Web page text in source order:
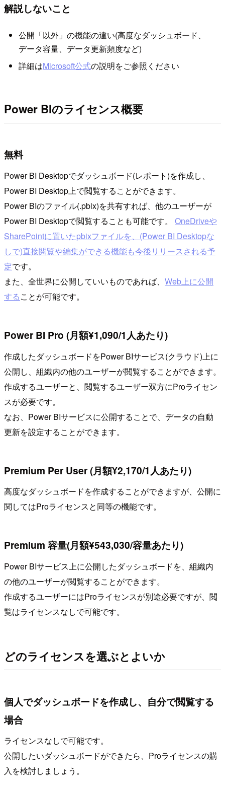
解説しないこと
公開「以外」の機能の違い(高度なダッシュボード、
データ容量、データ更新頻度など)
詳細はMicrosoft公式の説明をご参照ください
Power BIのライセンス概要
無料
Power BI Desktopでダッシュボード(レポート)を作成し、
Power BI Desktop上で閲覧することができます。
Power BIのファイル(.pbix)を共有すれば、他のユーザーが
Power BI Desktopで閲覧することも可能です。 OneDriveや
SharePointに置いたpbixファイルを、(Power BI Desktopな
しで)直接閲覧や編集ができる機能も今後リリースされる予
定です。
また、全世界に公開していいものであれば、 Web上に公開
することが可能です。
Power BI Pro (月額¥1,090/1人あたり)
作成したダッシュボードをPower BIサービス(クラウド)上に
公開し、組織内の他のユーザーが閲覧することができます。
作成するユーザーと、閲覧するユーザー双方にProライセン
スが必要です。
なお、Power BIサービスに公開することで、データの自動
更新を設定することができます。
Premium Per User (月額¥2,170/1人あたり)
高度なダッシュボードを作成することができますが、公開に
関してはProライセンスと同等の機能です。
Premium 容量(月額¥543,030/容量あたり)
Power BIサービス上に公開したダッシュボードを、組織内
の他のユーザーが閲覧することができます。
作成するユーザーにはProライセンスが別途必要ですが、閲
覧はライセンスなしで可能です。
どのライセンスを選ぶとよいか
個人でダッシュボードを作成し、自分で閲覧する
場合
ライセンスなしで可能です。
公開したいダッシュボードができたら、Proライセンスの購
入を検討しましょう。